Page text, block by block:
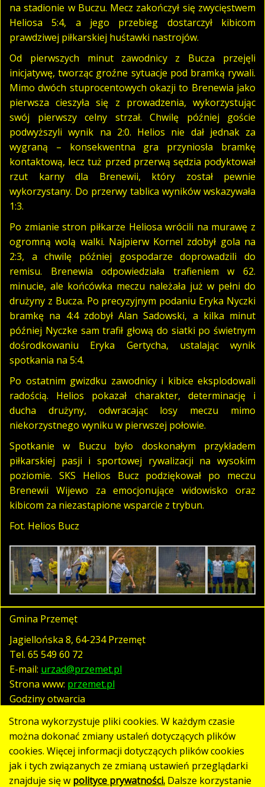
na stadionie w Buczu. Mecz zakończył się zwycięstwem
Heliosa 5:4, a jego przebieg dostarczył kibicom
prawdziwej piłkarskiej huśtawki nastrojów.
Od pierwszych minut zawodnicy z Bucza przejęli
inicjatywę, tworząc groźne sytuacje pod bramką rywali.
Mimo dwóch stuprocentowych okazji to Brenewia jako
pierwsza cieszyła się z prowadzenia, wykorzystując
swój pierwszy celny strzał. Chwilę później goście
podwyższyli wynik na 2:0. Helios nie dał jednak za
wygraną – konsekwentna gra przyniosła bramkę
kontaktową, lecz tuż przed przerwą sędzia podyktował
rzut karny dla Brenewii, który został pewnie
wykorzystany. Do przerwy tablica wyników wskazywała
1:3.
Po zmianie stron piłkarze Heliosa wrócili na murawę z
ogromną wolą walki. Najpierw Kornel zdobył gola na
2:3, a chwilę później gospodarze doprowadzili do
remisu. Brenewia odpowiedziała trafieniem w 62.
minucie, ale końcówka meczu należała już w pełni do
drużyny z Bucza. Po precyzyjnym podaniu Eryka Nyczki
bramkę na 4:4 zdobył Alan Sadowski, a kilka minut
później Nyczke sam trafił głową do siatki po świetnym
dośrodkowaniu Eryka Gertycha, ustalając wynik
spotkania na 5:4.
Po ostatnim gwizdku zawodnicy i kibice eksplodowali
radością. Helios pokazał charakter, determinację i
ducha drużyny, odwracając losy meczu mimo
niekorzystnego wyniku w pierwszej połowie.
Spotkanie w Buczu było doskonałym przykładem
piłkarskiej pasji i sportowej rywalizacji na wysokim
poziomie. SKS Helios Bucz podziękował po meczu
Brenewii Wijewo za emocjonujące widowisko oraz
kibicom za niezastąpione wsparcie z trybun.
Fot. Helios Bucz
Gmina Przemęt
Jagiellońska 8, 64-234 Przemęt
Tel. 65 549 60 72
E-mail: urzad@przemet.pl
Strona www: przemet.pl
Godziny otwarcia
pn. - pt. 07:30 - 15:30
Polityka prywatności
Klauzula RODO
Strona wykorzystuje pliki cookies. W każdym czasie
można dokonać zmiany ustaleń dotyczących plików
cookies. Więcej informacji dotyczących plików cookies
jak i tych związanych ze zmianą ustawień przeglądarki
znajduje się w polityce prywatności. Dalsze korzystanie